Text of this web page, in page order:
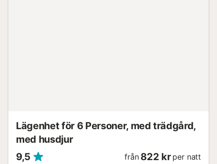
Lägenhet för 6 Personer, med trädgård,
med husdjur
9,5
från 822 kr per natt